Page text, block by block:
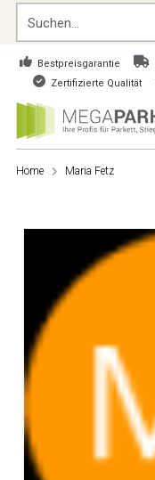
Bestpreisgarantie
Zertifizierte Qualität
Home Maria Fetz